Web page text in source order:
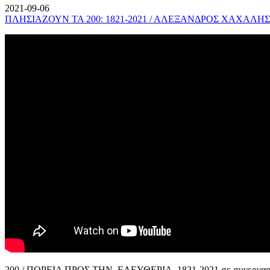
2021-09-06
ΠΛΗΣΙΑΖΟΥΝ ΤΑ 200: 1821-2021 / ΑΛΕΞΑΝΔΡΟΣ ΧΑΧΑΛΗΣ